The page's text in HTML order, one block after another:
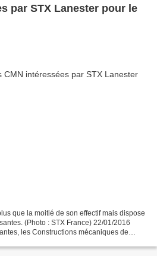
par STX Lanester pour le
que la moitié de son effectif mais dispose
(Photo : STX France) 22/01/2016
les Constructions mécaniques de